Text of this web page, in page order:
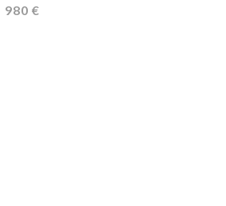
980 €